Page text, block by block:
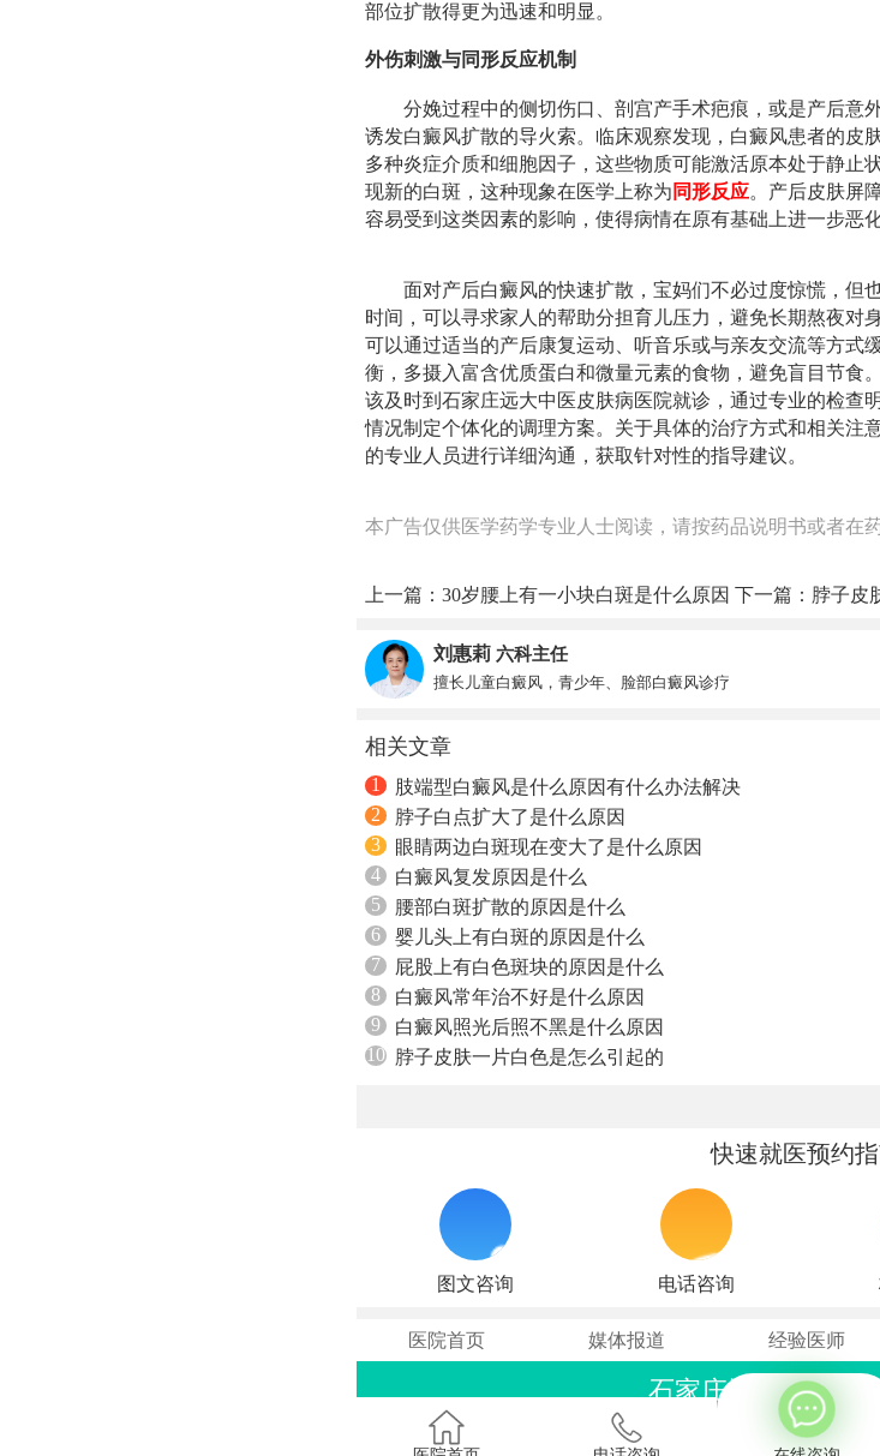
部位扩散得更为迅速和明显。
外伤刺激与同形反应机制
分娩过程中的侧切伤口、剖宫产手术疤痕，或是产后意
诱发白癜风扩散的导火索。临床观察发现，白癜风患者的皮
多种炎症介质和细胞因子，这些物质可能激活原本处于静止
现新的白斑，这种现象在医学上称为 同形反应。产后皮肤屏
容易受到这类因素的影响，使得病情在原有基础上进一步恶化
面对产后白癜风的快速扩散，宝妈们不必过度惊慌，但
时间，可以寻求家人的帮助分担育儿压力，避免长期熬夜对
可以通过适当的产后康复运动、听音乐或与亲友交流等方式
衡，多摄入富含优质蛋白和微量元素的食物，避免盲目节食
该及时到石家庄远大中医皮肤病医院就诊，通过专业的检查
情况制定个体化的调理方案。关于具体的治疗方式和相关注
的专业人员进行详细沟通，获取针对性的指导建议。
本广告仅供医学药学专业人士阅读，请按药品说明书或者在
上一篇： 30岁腰上有一小块白斑是什么原因 下一篇： 脖子皮
刘惠莉 六科主任
擅长儿童白癜风，青少年、脸部白癜风诊疗
相关文章
1
肢端型白癜风是什么原因有什么办法解决
2
脖子白点扩大了是什么原因
3
眼睛两边白斑现在变大了是什么原因
4
白癜风复发原因是什么
5
腰部白斑扩散的原因是什么
6
婴儿头上有白斑的原因是什么
7
屁股上有白色斑块的原因是什么
8
白癜风常年治不好是什么原因
9
白癜风照光后照不黑是什么原因
10 脖子皮肤一片白色是怎么引起的
快速就医预约
图文咨询 电话咨询
医院首页 媒体报道 经验医师
石家庄远大中医皮
联系电话：0311-